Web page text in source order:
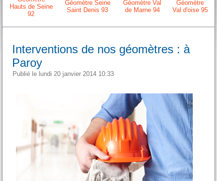
Hauts de Seine
92
Géomètre Seine
Saint Denis 93
Géomètre Val
de Marne 94
Géomètre
Val d'oise 95
Interventions de nos géomètres : à
Paroy
Publié le lundi 20 janvier 2014 10:33